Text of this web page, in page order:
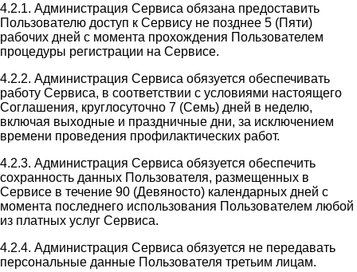
4.2.1. Администрация Сервиса обязана предоставить
Пользователю доступ к Сервису не позднее 5 (Пяти)
рабочих дней с момента прохождения Пользователем
процедуры регистрации на Сервисе.
4.2.2. Администрация Сервиса обязуется обеспечивать
работу Сервиса, в соответствии с условиями настоящего
Соглашения, круглосуточно 7 (Семь) дней в неделю,
включая выходные и праздничные дни, за исключением
времени проведения профилактических работ.
4.2.3. Администрация Сервиса обязуется обеспечить
сохранность данных Пользователя, размещенных в
Сервисе в течение 90 (Девяносто) календарных дней с
момента последнего использования Пользователем любой
из платных услуг Сервиса.
4.2.4. Администрация Сервиса обязуется не передавать
персональные данные Пользователя третьим лицам.